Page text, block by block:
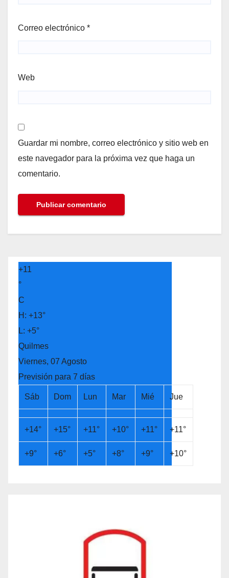
Correo electrónico *
Web
Guardar mi nombre, correo electrónico y sitio web en
este navegador para la próxima vez que haga un
comentario.
+11
°
C
H: +13°
L: +5°
Quilmes
Viernes, 07 Agosto
Previsión para 7 días
Sáb Dom Lun Mar Mié Jue
+14° +15° +11° +10° +11° +11°
+9° +6° +5° +8° +9° +10°